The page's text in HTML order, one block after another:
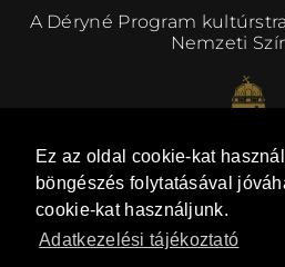
Ez az oldal cookie-kat
böngészés folytatásával
cookie-kat használjunk.
Adatkezelési tájékoztató
A Déryné Program
Nemzeti